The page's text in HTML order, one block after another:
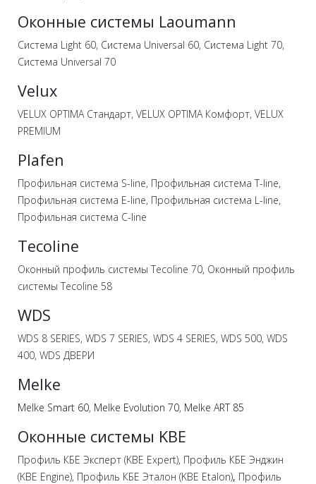
Оконные системы Laoumann
Система Light 60, Система Universal 60, Система Light 70,
Система Universal 70
Velux
VELUX OPTIMA Стандарт, VELUX OPTIMA Комфорт, VELUX
PREMIUM
Plafen
Профильная система S-line, Профильная система T-line,
Профильная система E-line, Профильная система L-line,
Профильная система C-line
Tecoline
Оконный профиль системы Tecoline 70, Оконный профиль
системы Tecoline 58
WDS
WDS 8 SERIES, WDS 7 SERIES, WDS 4 SERIES, WDS 500, WDS
400, WDS ДВЕРИ
Melke
Melke Smart 60, Melke Evolution 70, Melke ART 85
Оконные системы KBE
Профиль КБЕ Эксперт (KBE Expert), Профиль КБЕ Энджин
(KBE Engine), Профиль КБЕ Эталон (KBE Etalon), Профиль